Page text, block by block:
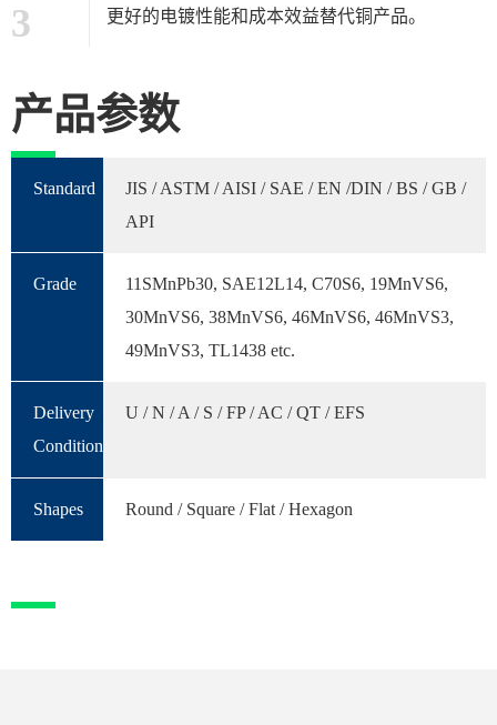
3 更好的电镀性能和成本效益替代铜产品。
产品参数
Standard
JIS / ASTM / AISI / SAE / EN /DIN / BS / GB /
API
Grade
11SMnPb30, SAE12L14, C70S6, 19MnVS6,
30MnVS6, 38MnVS6, 46MnVS6, 46MnVS3,
49MnVS3, TL1438 etc.
Delivery
Condition
U / N / A / S / FP / AC / QT / EFS
Shapes Round / Square / Flat / Hexagon